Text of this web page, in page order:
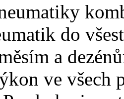
do
a
ve všech